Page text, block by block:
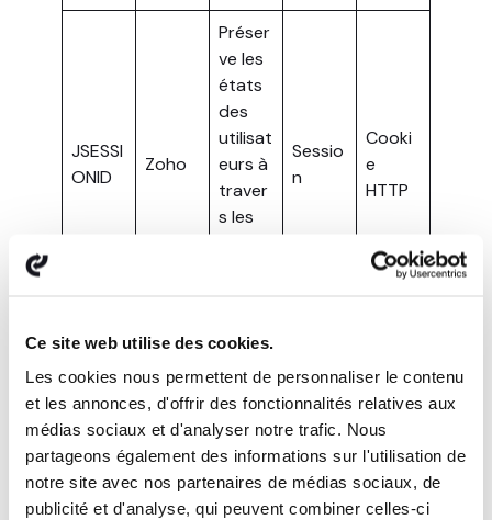
Ce site web utilise des cookies.
Les cookies nous permettent de personnaliser le contenu
et les annonces, d'offrir des fonctionnalités relatives aux
médias sociaux et d'analyser notre trafic. Nous
partageons également des informations sur l'utilisation de
notre site avec nos partenaires de médias sociaux, de
publicité et d'analyse, qui peuvent combiner celles-ci
JSESSI
ONID
Zoho
Préser
ve les
états
des
utilisat
eurs à
traver
s les
Sessio
n
Cooki
e
HTTP
Stock
e
l’état
conse
nteme